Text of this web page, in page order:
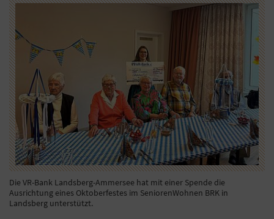
Die VR-Bank Landsberg-Ammersee hat mit einer Spende die
Ausrichtung eines Oktoberfestes im SeniorenWohnen BRK in
Landsberg unterstützt.